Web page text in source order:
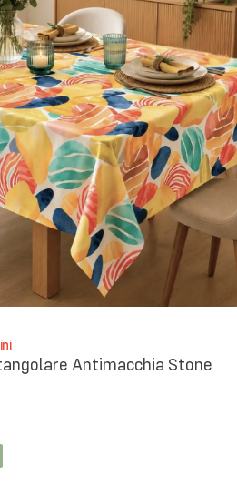
Antimacchia Stone